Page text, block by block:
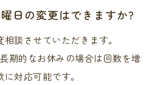
日の変更はできますか?
相談させていただきます｡
期的なお休みの場合は回数を増
に対応可能です｡